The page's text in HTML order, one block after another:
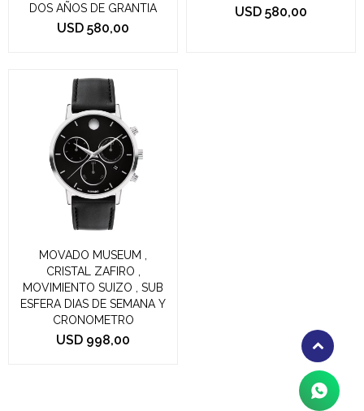
DOS AÑOS DE GRANTIA
USD 580,00
USD 580,00
MOVADO MUSEUM ,
CRISTAL ZAFIRO ,
MOVIMIENTO SUIZO , SUB
ESFERA DIAS DE SEMANA Y
CRONOMETRO
USD 998,00